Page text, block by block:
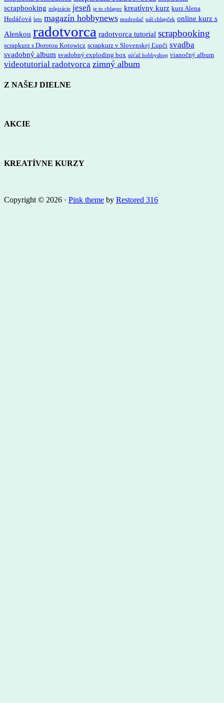
scrapbooking inšpirácie jeseň je to chlapec kreatívny kurz kurz Alena
Hudáčová leto magazín hobbynews modrotlač náš chlapček online kurz s
Alenkou radotvorca radotvorca tutorial scrapbooking
scrapkurz s Dorotou Kotowicz scrapkurz v Slovenskej Ľupči svadba
svadobný album svadobný exploding box súťaž hobbyshop vianočný album
videotutorial radotvorca zimný album
Z NAŠEJ DIELNE
AKCIE
KREATÍVNE KURZY
Copyright © 2026 · Pink theme by Restored 316